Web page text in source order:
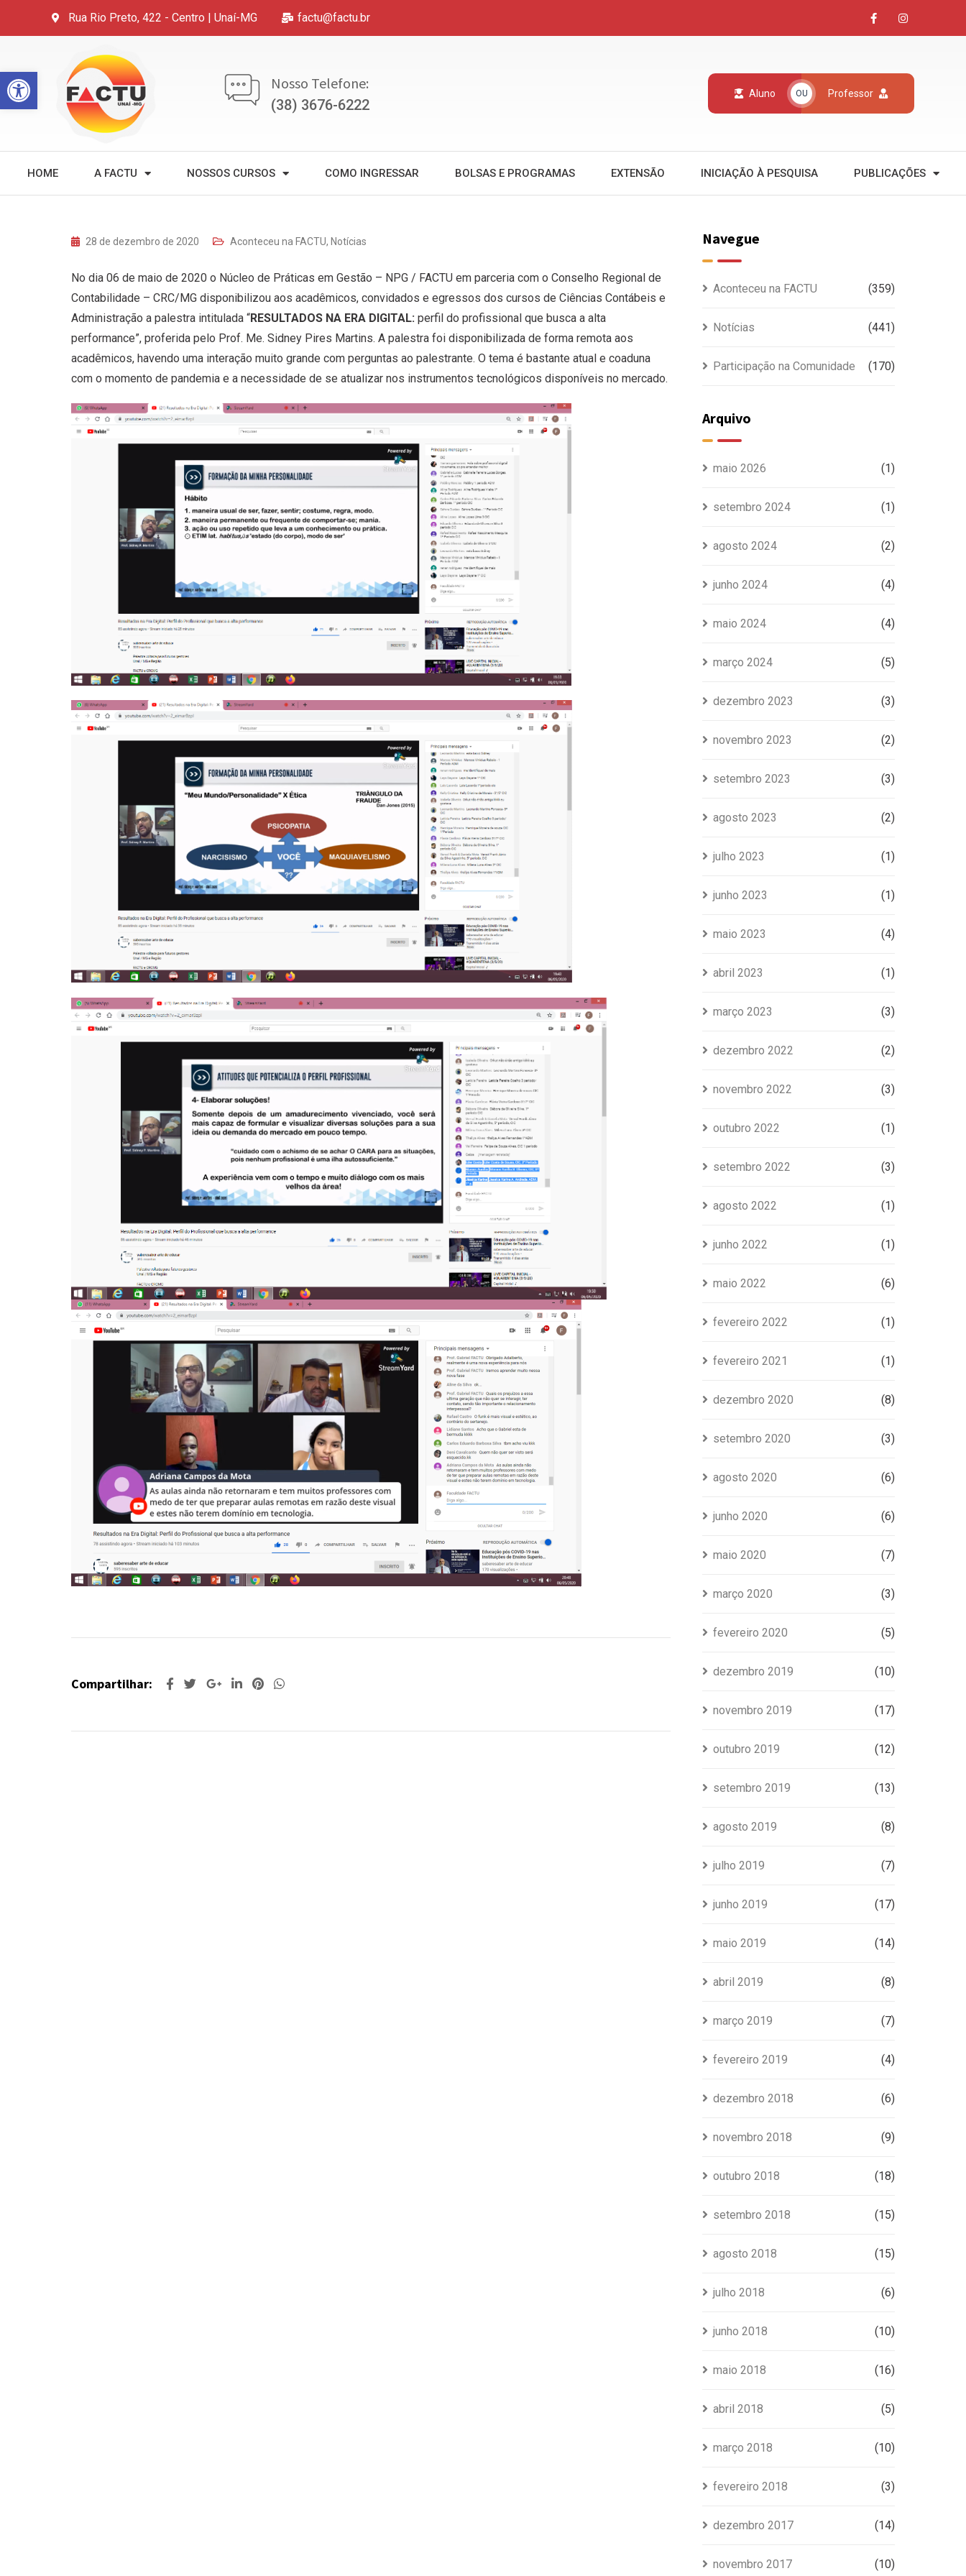
Open toolbar
Rua Rio Preto, 422 - Centro | Unaí-MG factu@factu.br
Nosso Telefone:
(38) 3676-6222
Aluno OU Professor
HOME A FACTU NOSSOS CURSOS COMO INGRESSAR BOLSAS E PROGRAMAS EXTENSÃO INICIAÇÃO À PESQUISA PUBLICAÇÕES
28 de dezembro de 2020 Aconteceu na FACTU, Notícias
No dia 06 de maio de 2020 o Núcleo de Práticas em Gestão – NPG / FACTU em parceria com o Conselho Regional de
Contabilidade – CRC/MG disponibilizou aos acadêmicos, convidados e egressos dos cursos de Ciências Contábeis e
Administração a palestra intitulada “RESULTADOS NA ERA DIGITAL: perfil do profissional que busca a alta
performance”, proferida pelo Prof. Me. Sidney Pires Martins. A palestra foi disponibilizada de forma remota aos
acadêmicos, havendo uma interação muito grande com perguntas ao palestrante. O tema é bastante atual e coaduna
com o momento de pandemia e a necessidade de se atualizar nos instrumentos tecnológicos disponíveis no mercado.
Compartilhar:
Navegue
Aconteceu na FACTU (359)
Notícias (441)
Participação na Comunidade (170)
Arquivo
maio 2026 (1)
setembro 2024 (1)
agosto 2024 (2)
junho 2024 (4)
maio 2024 (4)
março 2024 (5)
dezembro 2023 (3)
novembro 2023 (2)
setembro 2023 (3)
agosto 2023 (2)
julho 2023 (1)
junho 2023 (1)
maio 2023 (4)
abril 2023 (1)
março 2023 (3)
dezembro 2022 (2)
novembro 2022 (3)
outubro 2022 (1)
setembro 2022 (3)
agosto 2022 (1)
junho 2022 (1)
maio 2022 (6)
fevereiro 2022 (1)
fevereiro 2021 (1)
dezembro 2020 (8)
setembro 2020 (3)
agosto 2020 (6)
junho 2020 (6)
maio 2020 (7)
março 2020 (3)
fevereiro 2020 (5)
dezembro 2019 (10)
novembro 2019 (17)
outubro 2019 (12)
setembro 2019 (13)
agosto 2019 (8)
julho 2019 (7)
junho 2019 (17)
maio 2019 (14)
abril 2019 (8)
março 2019 (7)
fevereiro 2019 (4)
dezembro 2018 (6)
novembro 2018 (9)
outubro 2018 (18)
setembro 2018 (15)
agosto 2018 (15)
julho 2018 (6)
junho 2018 (10)
maio 2018 (16)
abril 2018 (5)
março 2018 (10)
fevereiro 2018 (3)
dezembro 2017 (14)
novembro 2017 (10)